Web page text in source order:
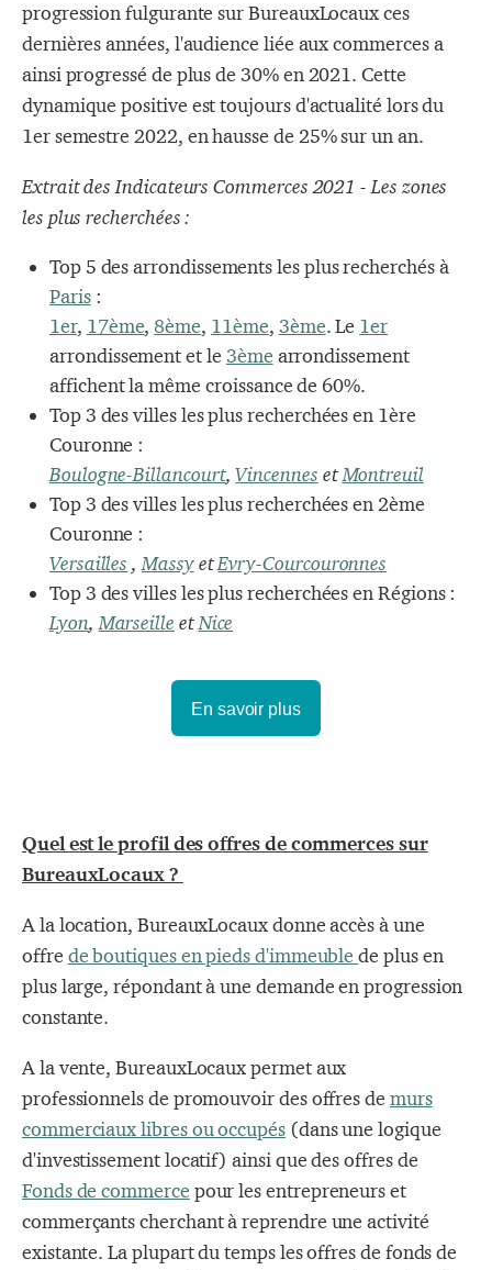
progression fulgurante sur BureauxLocaux ces
dernières années, l'audience liée aux commerces a
ainsi progressé de plus de 30% en 2021. Cette
dynamique positive est toujours d'actualité lors du
1er semestre 2022, en hausse de 25% sur un an.
Extrait des Indicateurs Commerces 2021 - Les zones
les plus recherchées :
Top 5 des arrondissements les plus recherchés à
Paris:
1er, 17ème, 8ème, 11ème, 3ème.Le 1er
arrondissement etle 3ème arrondissement
affichentla même croissance de 60%.
Top 3 des villes les plus recherchées en 1ère
Couronne :
Boulogne-Billancourt,Vincennes etMontreuil
Top 3 des villes les plus recherchées en 2ème
Couronne :
Versailles ,MassyetEvry-Courcouronnes
Top 3 des villes les plus recherchées en Régions :
Lyon,Marseille etNice
En savoir plus
Quel est le profil des offres de commerces sur
BureauxLocaux ?
A la location, BureauxLocaux donne accès à une
offre de boutiques en pieds d'immeublede plus en
plus large, répondant à une demande en progression
constante.
A la vente, BureauxLocaux permet aux
professionnels de promouvoir des offres de murs
commerciaux libres ou occupés(dans une logique
d'investissement locatif) ainsi que des offres de
Fonds de commerce pour les entrepreneurs et
commerçants cherchant à reprendre une activité
existante. La plupart du temps les offres de fonds de